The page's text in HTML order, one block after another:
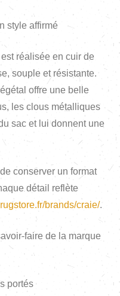
style affirmé
réalisée en cuir de
souple et résistante.
offre une belle
les clous métalliques
sac et lui donnent une
conserver un format
détail reflète
brands/craie/.
faire de la marque
portés